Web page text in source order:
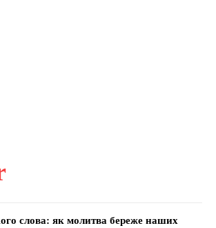
слова: як молитва береже наших